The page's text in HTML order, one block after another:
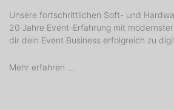
Unsere fortschrittlichen Soft- und
20 Jahre Event-Erfahrung mit
dir dein Event Business erfolgreich zu
Mehr erfahren ...